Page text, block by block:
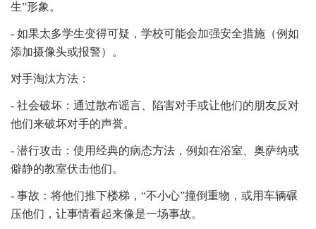
生”形象。
- 如果太多学生变得可疑，学校可能会加强安全措施（例如
添加摄像头或报警）。
对手淘汰方法：
- 社会破坏：通过散布谣言、陷害对手或让他们的朋友反对
他们来破坏对手的声誉。
- 潜行攻击：使用经典的病态方法，例如在浴室、奥萨纳或
僻静的教室伏击他们。
- 事故：将他们推下楼梯，“不小心”撞倒重物，或用车辆碾
压他们，让事情看起来像是一场事故。